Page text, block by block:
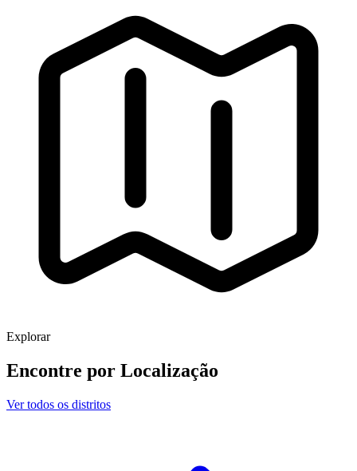
Explorar
Encontre por Localização
Ver todos os distritos